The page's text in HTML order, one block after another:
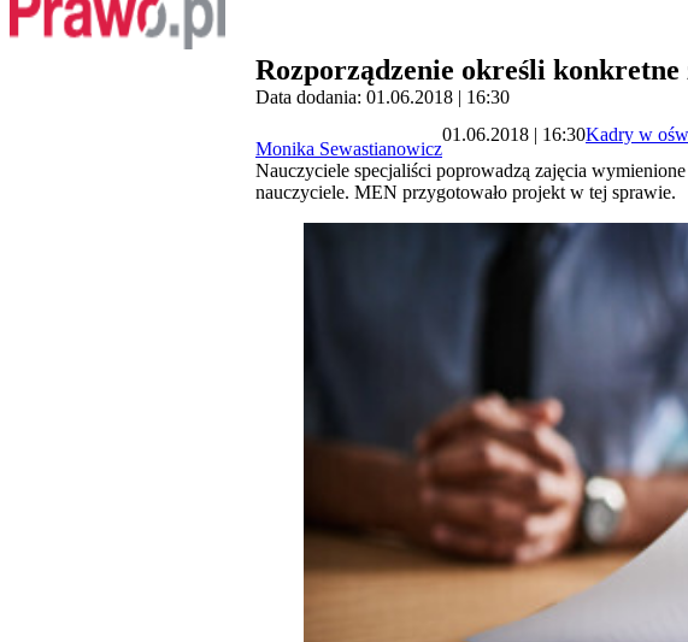
Rozporządzenie określi konkretne
Data dodania: 01.06.2018 | 16:30
Monika Sewastianowicz
01.06.2018 | 16:30Kadry w
Nauczyciele specjaliści poprowadzą zajęcia
nauczyciele. MEN przygotowało projekt w tej sprawie.